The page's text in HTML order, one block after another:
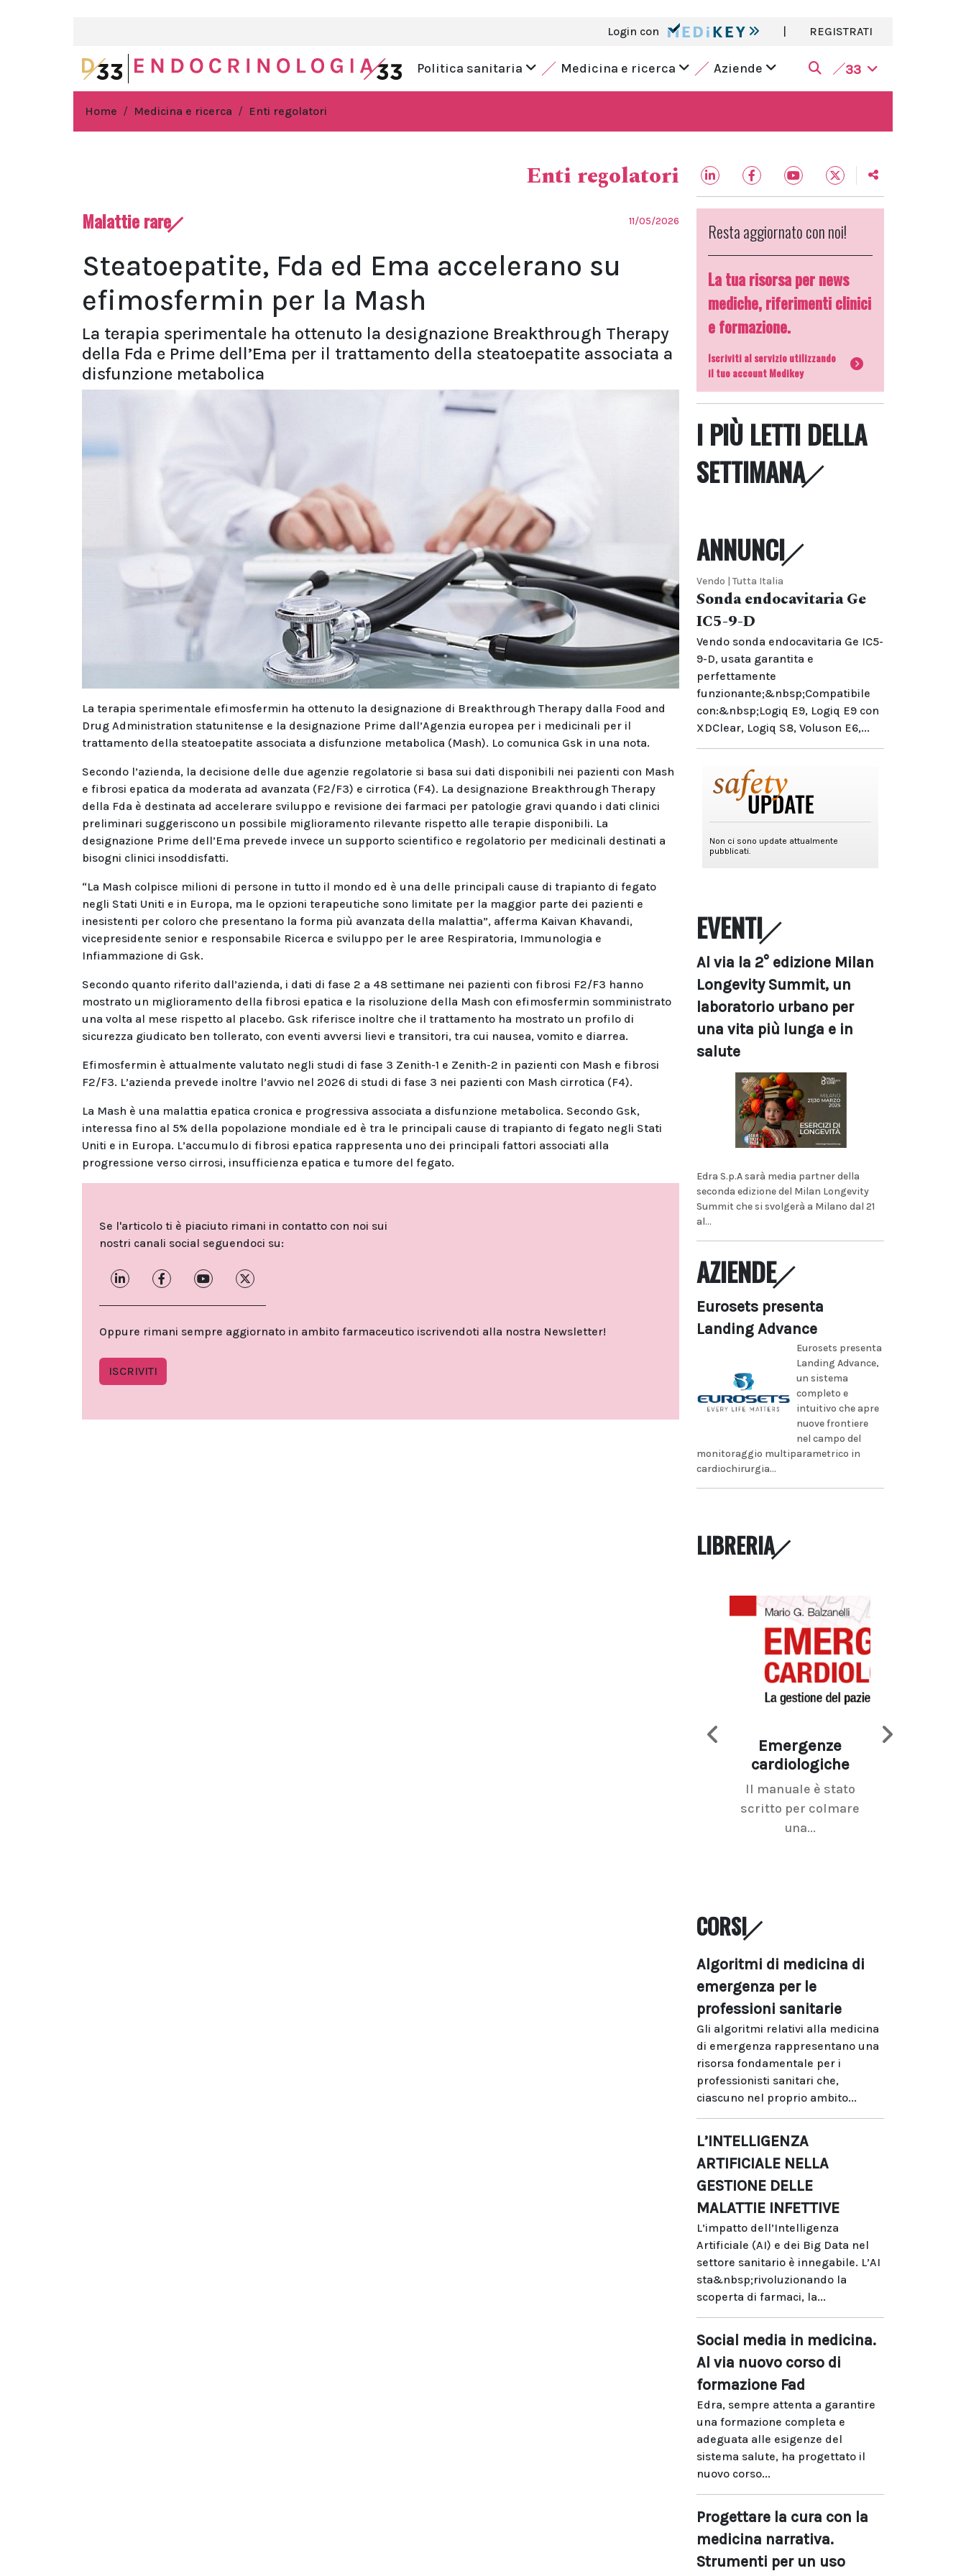
Login con | REGISTRATI
Politica sanitaria Medicina e ricerca Aziende 33
Home Medicina e ricerca Enti regolatori
Enti regolatori
Malattie rare 11/05/2026
Steatoepatite, Fda ed Ema accelerano su
efimosfermin per la Mash
La terapia sperimentale ha ottenuto la designazione Breakthrough Therapy
della Fda e Prime dell’Ema per il trattamento della steatoepatite associata a
disfunzione metabolica
La terapia sperimentale efimosfermin ha ottenuto la designazione di Breakthrough Therapy dalla Food and
Drug Administration statunitense e la designazione Prime dall’Agenzia europea per i medicinali per il
trattamento della steatoepatite associata a disfunzione metabolica (Mash). Lo comunica Gsk in una nota.
Secondo l’azienda, la decisione delle due agenzie regolatorie si basa sui dati disponibili nei pazienti con Mash
e fibrosi epatica da moderata ad avanzata (F2/F3) e cirrotica (F4). La designazione Breakthrough Therapy
della Fda è destinata ad accelerare sviluppo e revisione dei farmaci per patologie gravi quando i dati clinici
preliminari suggeriscono un possibile miglioramento rilevante rispetto alle terapie disponibili. La
designazione Prime dell’Ema prevede invece un supporto scientifico e regolatorio per medicinali destinati a
bisogni clinici insoddisfatti.
“La Mash colpisce milioni di persone in tutto il mondo ed è una delle principali cause di trapianto di fegato
negli Stati Uniti e in Europa, ma le opzioni terapeutiche sono limitate per la maggior parte dei pazienti e
inesistenti per coloro che presentano la forma più avanzata della malattia”, afferma Kaivan Khavandi,
vicepresidente senior e responsabile Ricerca e sviluppo per le aree Respiratoria, Immunologia e
Infiammazione di Gsk.
Secondo quanto riferito dall’azienda, i dati di fase 2 a 48 settimane nei pazienti con fibrosi F2/F3 hanno
mostrato un miglioramento della fibrosi epatica e la risoluzione della Mash con efimosfermin somministrato
una volta al mese rispetto al placebo. Gsk riferisce inoltre che il trattamento ha mostrato un profilo di
sicurezza giudicato ben tollerato, con eventi avversi lievi e transitori, tra cui nausea, vomito e diarrea.
Efimosfermin è attualmente valutato negli studi di fase 3 Zenith-1 e Zenith-2 in pazienti con Mash e fibrosi
F2/F3. L’azienda prevede inoltre l’avvio nel 2026 di studi di fase 3 nei pazienti con Mash cirrotica (F4).
La Mash è una malattia epatica cronica e progressiva associata a disfunzione metabolica. Secondo Gsk,
interessa fino al 5% della popolazione mondiale ed è tra le principali cause di trapianto di fegato negli Stati
Uniti e in Europa. L’accumulo di fibrosi epatica rappresenta uno dei principali fattori associati alla
progressione verso cirrosi, insufficienza epatica e tumore del fegato.
Se l'articolo ti è piaciuto rimani in contatto con noi sui
nostri canali social seguendoci su:
Oppure rimani sempre aggiornato in ambito farmaceutico iscrivendoti alla nostra Newsletter!
ISCRIVITI
Resta aggiornato con noi!
La tua risorsa per news
mediche, riferimenti clinici
e formazione.
Iscriviti al servizio utilizzando
il tuo account Medikey
I PIÙ LETTI DELLA
SETTIMANA
ANNUNCI
Vendo | Tutta Italia
Sonda endocavitaria Ge
IC5-9-D
Vendo sonda endocavitaria Ge IC5-
9-D, usata garantita e
perfettamente
funzionante;&nbsp;Compatibile
con:&nbsp;Logiq E9, Logiq E9 con
XDClear, Logiq S8, Voluson E6,...
EVENTI
Al via la 2° edizione Milan
Longevity Summit, un
laboratorio urbano per
una vita più lunga e in
salute
Edra S.p.A sarà media partner della
seconda edizione del Milan Longevity
Summit che si svolgerà a Milano dal 21
al...
AZIENDE
Eurosets presenta
Landing Advance
Eurosets presenta
Landing Advance,
un sistema
completo e
intuitivo che apre
nuove frontiere
nel campo del
monitoraggio multiparametrico in
cardiochirurgia...
LIBRERIA
Emergenze
cardiologiche
Il manuale è stato
scritto per colmare
una...
CORSI
Algoritmi di medicina di
emergenza per le
professioni sanitarie
Gli algoritmi relativi alla medicina
di emergenza rappresentano una
risorsa fondamentale per i
professionisti sanitari che,
ciascuno nel proprio ambito...
L’INTELLIGENZA
ARTIFICIALE NELLA
GESTIONE DELLE
MALATTIE INFETTIVE
L’impatto dell’Intelligenza
Artificiale (AI) e dei Big Data nel
settore sanitario è innegabile. L’AI
sta&nbsp;rivoluzionando la
scoperta di farmaci, la...
Social media in medicina.
Al via nuovo corso di
formazione Fad
Edra, sempre attenta a garantire
una formazione completa e
adeguata alle esigenze del
sistema salute, ha progettato il
nuovo corso...
Progettare la cura con la
medicina narrativa.
Strumenti per un uso